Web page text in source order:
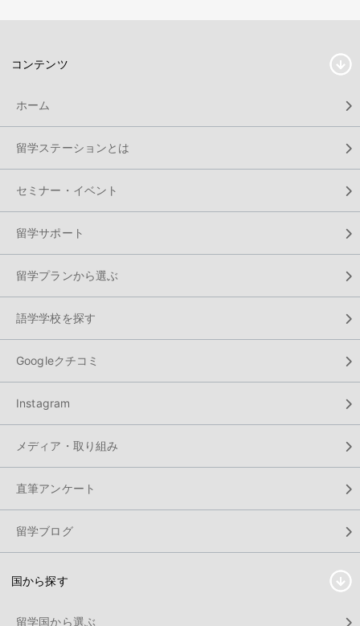
コンテンツ
ホーム
留学ステーションとは
セミナー・イベント
留学サポート
留学プランから選ぶ
語学学校を探す
Googleクチコミ
Instagram
メディア・取り組み
直筆アンケート
留学ブログ
国から探す
留学国から選ぶ